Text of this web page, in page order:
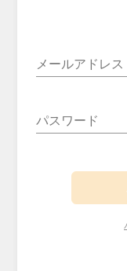
メールアドレス
パスワード